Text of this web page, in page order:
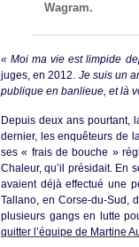
Wagram.
« Moi ma vie est limpide
juges, en 2012. Je suis un
publique en banlieue, et là
Depuis deux ans pourtant,
dernier, les enquêteurs de
ses « frais de bouche »
Chaleur, qu’il présidait. En
avaient déjà effectué une
Tallano, en Corse-du-Sud,
plusieurs gangs en lutte
quitter l’équipe de Martine